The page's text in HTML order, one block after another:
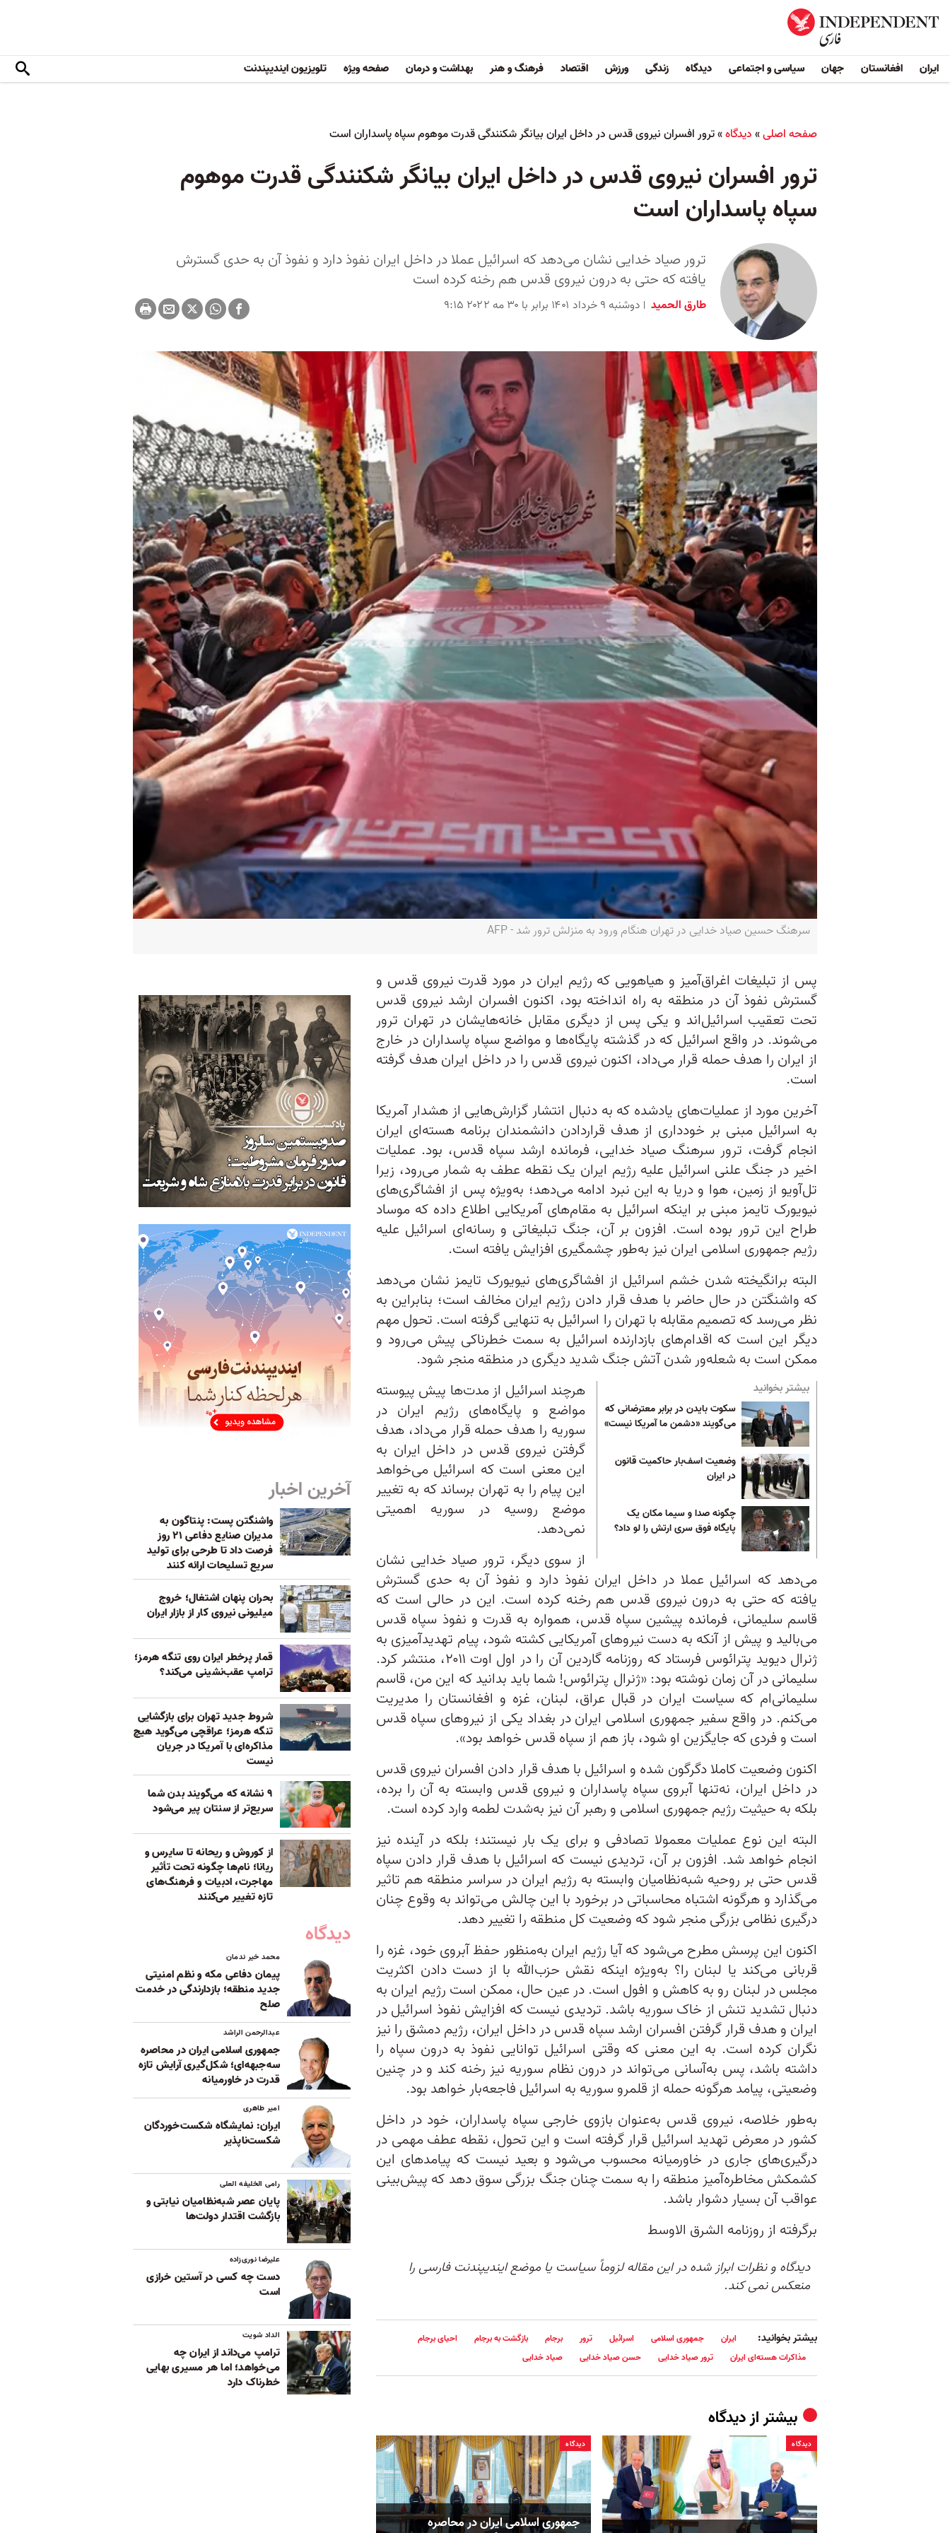
ایران افغانستان جهان سیاسی و اجتماعی دیدگاه زندگی ورزش اقتصاد فرهنگ و هنر بهداشت و درمان صفحه ویژه تلویزیون ایندیپندنت
صفحه اصلی»دیدگاه»ترور افسران نیروی قدس در داخل ایران بیانگر شکنندگی قدرت موهوم سپاه پاسداران است
ترور افسران نیروی قدس در داخل ایران بیانگر شکنندگی قدرت موهوم
سپاه پاسداران است
ترور صیاد خدایی نشان می‌دهد که اسرائیل عملا در داخل ایران نفوذ دارد و نفوذ آن به حدی گسترش
یافته که حتی به درون نیروی قدس هم رخنه کرده است
طارق الحمید دوشنبه ۹ خرداد ۱۴۰۱ برابر با ۳۰ مه ۲۰۲۲ ۹:۱۵
سرهنگ حسین صیاد خدایی در تهران هنگام ورود به منزلش ترور شد - AFP
پس از تبلیغات اغراق‌آمیز و هیاهویی که رژیم ایران در مورد قدرت نیروی قدس و
گسترش نفوذ آن در منطقه به راه انداخته بود، اکنون افسران ارشد نیروی قدس
تحت تعقیب اسرائیل‌اند و یکی‌ پس از دیگری مقابل خانه‌هایشان در تهران ترور
می‌شوند. در واقع اسرائیل که در گذشته پایگاه‌ها و مواضع سپاه پاسداران در خارج
از ایران را هدف حمله قرار می‌داد، اکنون نیروی قدس را در داخل ایران هدف گرفته
است.
آخرین مورد از عملیات‌های یادشده که به دنبال انتشار گزارش‌هایی از هشدار آمریکا
به اسرائیل‌ مبنی بر خودداری از هدف قراردادن دانشمندان برنامه هسته‌ای ایران
انجام گرفت، ترور سرهنگ صیاد خدایی، فرمانده ارشد سپاه قدس، بود. عملیات
اخیر در جنگ علنی اسرائیل علیه رژیم ایران یک نقطه عطف به شمار می‌رود، زیرا
تل‌آویو از زمین، هوا و دریا به این نبرد ادامه می‌دهد؛ به‌ویژه پس از افشاگری‌های
نیویورک‌ تایمز مبنی بر اینکه اسرائیل به مقام‌های آمریکایی اطلاع داده که موساد
طراح این ترور بوده است. افزون بر آن، جنگ تبلیغاتی و رسانه‌ای اسرائیل علیه
رژیم جمهوری اسلامی ایران نیز به‌طور چشمگیری افزایش یافته است.
البته برانگیخته شدن خشم اسرائیل از افشاگری‌های نیویورک تایمز نشان می‌دهد
که واشنگتن در حال حاضر با هدف قرار دادن رژیم ایران مخالف است؛ بنابراین به
نظر می‌رسد که تصمیم مقابله با تهران را اسرائیل به تنهایی گرفته است. تحول مهم
دیگر این است که اقدام‌های بازدارنده اسرائیل به سمت خطرناکی پیش می‌رود و
ممکن است به شعله‌ور شدن آتش جنگ شدید دیگری در منطقه منجر شود.
بیشتر بخوانید
سکوت بایدن در برابر معترضانی که
می‌گویند «دشمن ما آمریکا نیست»
وضعیت اسف‌بار حاکمیت قانون
در ایران
چگونه صدا و سیما مکان یک
پایگاه فوق سری ارتش را لو داد؟
هرچند اسرائیل از مدت‌ها پیش پیوسته
مواضع و پایگاه‌های رژیم ایران در
سوریه را هدف حمله قرار می‌داد، هدف
گرفتن نیروی قدس در داخل ایران به
این معنی است که اسرائیل می‌خواهد
این پیام را به تهران برساند که به تغییر
موضع روسیه در سوریه اهمیتی
نمی‌دهد.
از سوی دیگر، ترور صیاد خدایی نشان
می‌دهد که اسرائیل عملا در داخل ایران نفوذ دارد و نفوذ آن به حدی گسترش
یافته که حتی به درون نیروی قدس هم رخنه کرده است. این در حالی است ‌که
قاسم سلیمانی، فرمانده پیشین سپاه قدس، همواره به قدرت و نفوذ سپاه قدس
می‌بالید و پیش از آنکه به دست نیروهای آمریکایی کشته شود، پیام تهدید‌آمیزی به
ژنرال دیوید پترائوس فرستاد که روزنامه گاردین آن را در اول اوت ۲۰۱۱، منتشر کرد.
سلیمانی در آن زمان نوشته بود: «ژنرال پترائوس! شما باید بدانید که این من، قاسم
سلیمانی‌ام که سیاست ایران در قبال عراق، لبنان، غزه و افغانستان را مدیریت
می‌کنم. در واقع سفیر جمهوری اسلامی ایران در بغداد یکی از نیروهای سپاه قدس
است و فردی که جایگزین او شود، باز هم از سپاه قدس خواهد بود».
اکنون وضعیت کاملا دگرگون شده و اسرائیل با هدف قرار دادن افسران نیروی قدس
در داخل ایران، نه‌تنها آبروی سپاه پاسداران و نیروی قدس وابسته به آن را برده،
بلکه به حیثیت رژیم جمهوری اسلامی و رهبر آن نیز به‌شدت لطمه وارد کرده است.
البته این نوع عملیات معمولا تصادفی و برای یک بار نیستند؛ بلکه در آینده نیز
انجام خواهد شد. افزون بر آن، تردیدی نیست که اسرائیل با هدف قرار دادن سپاه
قدس حتی بر روحیه شبه‌نظامیان وابسته به رژیم ایران در سراسر منطقه هم تاثیر
می‌گذارد و هرگونه اشتباه محاسباتی در برخورد با این چالش می‌تواند به وقوع چنان
درگیری نظامی بزرگی منجر شود که وضعیت کل منطقه را تغییر دهد.
اکنون این پرسش مطرح می‌شود که آیا رژیم ایران به‌منظور حفظ آبروی خود، غزه را
قربانی می‌کند یا لبنان را؟ به‌ویژه اینکه نقش حزب‌الله با از دست دادن اکثریت
مجلس در لبنان رو به کاهش و افول است. در عین حال، ممکن است رژیم ایران به
دنبال تشدید تنش از خاک سوریه باشد. تردیدی نیست که افزایش نفوذ اسرائيل در
ایران و هدف قرار گرفتن افسران ارشد سپاه قدس در داخل ایران، رژیم دمشق را نیز
نگران کرده است. به این معنی که وقتی اسرائیل توانایی نفوذ به درون سپاه را
داشته باشد، پس به‌آسانی می‌تواند در درون نظام سوریه نیز رخنه کند و در چنین
وضعیتی، پیامد هرگونه حمله از قلمرو سوریه به اسرائيل فاجعه‌بار خواهد بود.
به‌طور خلاصه، نیروی قدس به‌عنوان بازوی خارجی سپاه پاسداران، خود در داخل
کشور در معرض تهدید اسرائیل قرار گرفته است و این تحول، نقطه عطف مهمی در
درگیری‌های جاری در خاورمیانه محسوب می‌شود و بعید نیست که پیامدهای این
کشمکش مخاطره‌آمیز منطقه را به سمت چنان جنگ بزرگی سوق دهد که پیش‌بینی
عواقب آن بسیار دشوار باشد.
برگرفته از روزنامه الشرق الاوسط
دیدگاه و نظرات ابراز شده در این مقاله لزوماً سیاست یا موضع ایندیپندنت فارسی را
منعکس نمی کند.
بیشتر بخوانید: ایران جمهوری اسلامی اسرائیل ترور برجام بازگشت به برجام
احیای برجام
مذاکرات هسته‌ای ایران
ترور صیاد خدایی حسن صیاد خدایی صیاد خدایی
بیشتر ازدیدگاه
دیدگاه دیدگاه
جمهوری اسلامی ایران در محاصره
آخرین اخبار
واشنگتن پست: پنتاگون به
مدیران صنایع دفاعی ۲۱ روز
فرصت داد تا طرحی برای تولید
سریع تسلیحات ارائه کنند
بحران پنهان اشتغال؛ خروج
میلیونی نیروی کار از بازار ایران
قمار پرخطر ایران روی تنگه هرمز؛
ترامپ عقب‌نشینی می‌کند؟
شروط جدید تهران برای بازگشایی
تنگه هرمز؛ عراقچی می‌گوید هیچ
مذاکره‌ای با آمریکا در جریان
نیست
۹ نشانه که می‌گویند بدن شما
سریع‌تر از سنتان پیر می‌شود
از کوروش و ریحانه تا سایرس و
ریانا؛ نام‌ها چگونه تحت تأثیر
مهاجرت، ادبیات و فرهنگ‌های
تازه تغییر می‌کنند
دیدگاه
محمد خیر ندمان
پیمان دفاعی مکه و نظم امنیتی
جدید منطقه؛ بازدارندگی در خدمت
صلح
عبدالرحمن الراشد
جمهوری اسلامی ایران در محاصره
سه‌جبهه‌ای؛ شکل‌گیری آرایش تازه
قدرت در خاورمیانه
امیر طاهری
ایران: نمایشگاه شکست‌خوردگان
شکست‌ناپذیر
رامی الخلیفه العلی
پایان عصر شبه‌نظامیان نیابتی و
بازگشت اقتدار دولت‌ها
علیرضا نوری‌زاده
دست چه کسی در آستین خرازی
است
الداد شویت
ترامپ می‌داند از ایران چه
می‌خواهد؛ اما هر مسیری بهایی
خطرناک دارد